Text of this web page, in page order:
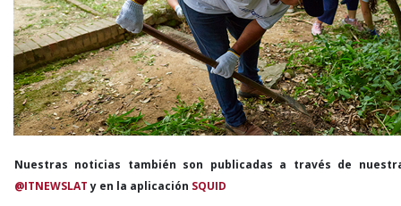
Nuestras noticias también son publicadas a través de
@ITNEWSLATy en la aplicación SQUID